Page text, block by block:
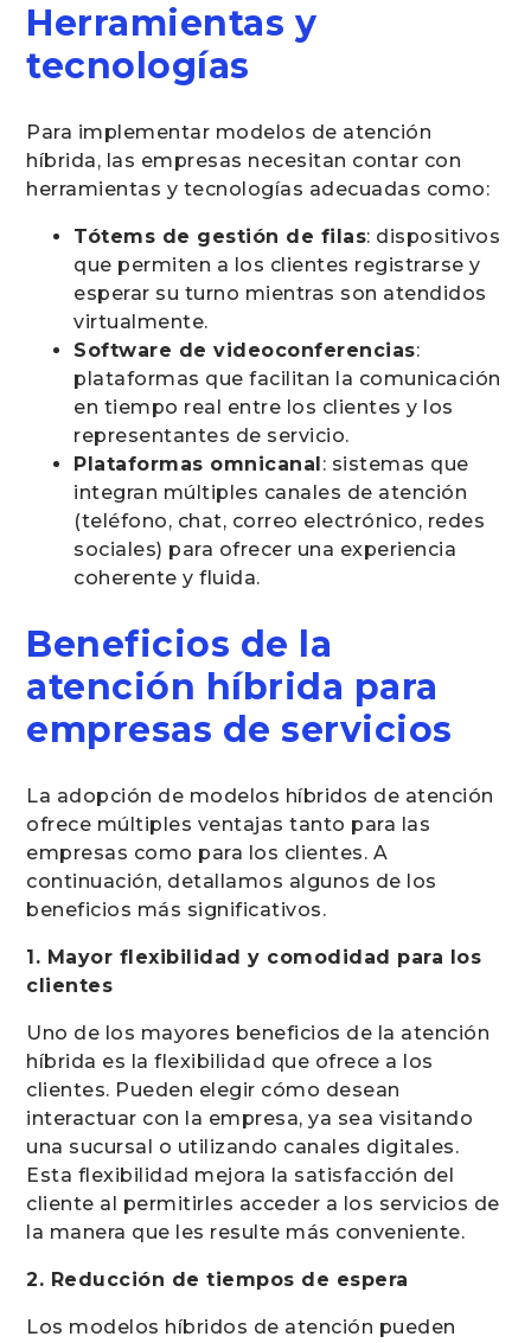
Herramientas y
tecnologías
Para implementar modelos de atención
híbrida, las empresas necesitan contar con
herramientas y tecnologías adecuadas como:
Tótems de gestión de filas: dispositivos
que permiten a los clientes registrarse y
esperar su turno mientras son atendidos
virtualmente.
Software de videoconferencias:
plataformas que facilitan la comunicación
en tiempo real entre los clientes y los
representantes de servicio.
Plataformas omnicanal: sistemas que
integran múltiples canales de atención
(teléfono, chat, correo electrónico, redes
sociales) para ofrecer una experiencia
coherente y fluida.
Beneficios de la
atención híbrida para
empresas de servicios
La adopción de modelos híbridos de atención
ofrece múltiples ventajas tanto para las
empresas como para los clientes. A
continuación, detallamos algunos de los
beneficios más significativos.
1. Mayor flexibilidad y comodidad para los
clientes
Uno de los mayores beneficios de la atención
híbrida es la flexibilidad que ofrece a los
clientes. Pueden elegir cómo desean
interactuar con la empresa, ya sea visitando
una sucursal o utilizando canales digitales.
Esta flexibilidad mejora la satisfacción del
cliente al permitirles acceder a los servicios de
la manera que les resulte más conveniente.
2. Reducción de tiempos de espera
Los modelos híbridos de atención pueden